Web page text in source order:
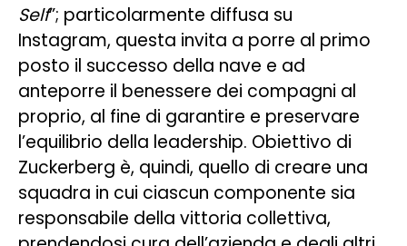
Self”; particolarmente diffusa su
Instagram, questa invita a porre al primo
posto il successo della nave e ad
anteporre il benessere dei compagni al
proprio, al fine di garantire e preservare
l’equilibrio della leadership. Obiettivo di
Zuckerberg è, quindi, quello di creare una
squadra in cui ciascun componente sia
responsabile della vittoria collettiva,